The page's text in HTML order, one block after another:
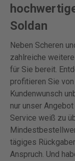
Soldan
Neben Scheren
zahlreiche
für Sie bereit.
profitieren Sie
Kundenwunsch
nur unser
Service weiß zu
tägiges
Anspruch. Und